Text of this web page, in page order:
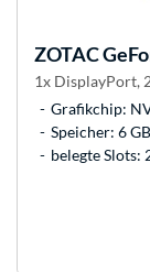
ZOTAC
1x DisplayPort,
Grafikchip:
Speicher: 6
belegte Slots: